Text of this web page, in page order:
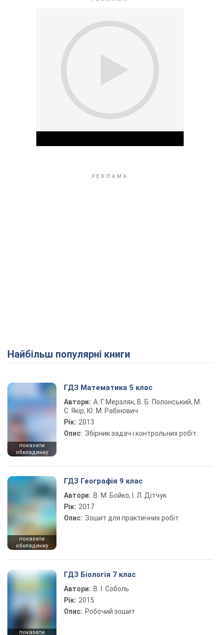
Найбільш популярні книги
показати
обкладинку
ГДЗ Математика 5 клас
Автори: А. Г. Мерзляк, В. Б. Полонський, М.
С. Якір, Ю. М. Рабінович
Рік: 2013
Опис: Збірник задач і контрольних робіт
показати
обкладинку
ГДЗ Географія 9 клас
Автори: В. М. Бойко, І. Л. Дітчук
Рік: 2017
Опис: Зошит для практичних робіт
показати
ГДЗ Біологія 7 клас
Автори: В. І. Соболь
Рік: 2015
Опис: Робочий зошит